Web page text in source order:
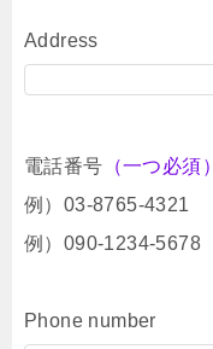
Address
電話番号 （一つ必須）
例）03-8765-4321
例）090-1234-5678
Phone number